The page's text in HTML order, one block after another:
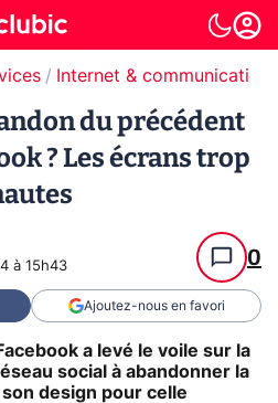
Internet & communication
du précédent
? Les écrans trop
à 15h43 0
Ajoutez-nous en favori
a levé le voile sur la
social à abandonner la
design pour celle